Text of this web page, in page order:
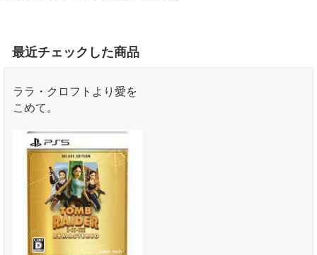
最近チェックした商品
ララ・クロフトより愛を
こめて。